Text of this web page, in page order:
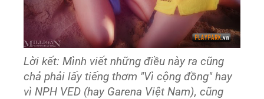
Lời kết: Mình viết những điều này ra cũng
chả phải lấy tiếng thơm "Vì cộng đồng"‬ hay
vì NPH VED (hay Garena Việt Nam), cũng